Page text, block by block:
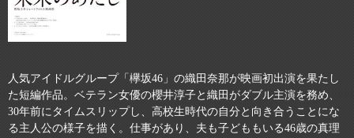
人気アイドルグループ「欅坂46」の織田奈那が映画初出演を果たし
た短編作品。ベテラン女優の櫻井淳子と織田がダブル主演を務め、
30年前にタイムスリップし、高校生時代の自分と向き合うことにな
る主人公の様子を描く。仕事があり、夫も子どももいる46歳の真理